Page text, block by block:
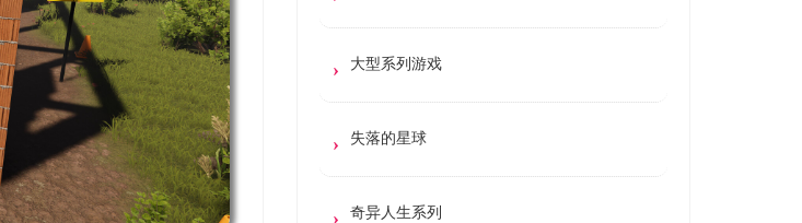
大型系列游戏
失落的星球
奇异人生系列